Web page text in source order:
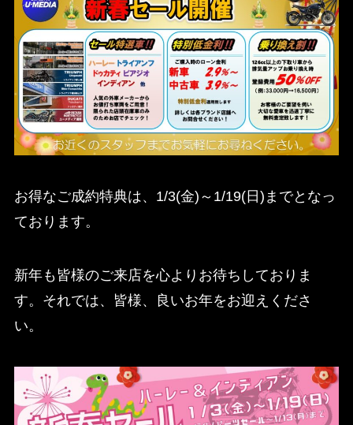
お得なご成約特典は、1/3(金)～1/19(日)までとなっ
ております。
新年も皆様のご来店を心よりお待ちしておりま
す。それでは、皆様、良いお年をお迎えくださ
い。